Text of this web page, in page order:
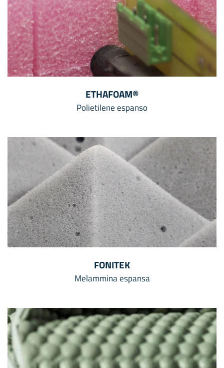
ETHAFOAM®
Polietilene espanso
FONITEK
Melammina espansa